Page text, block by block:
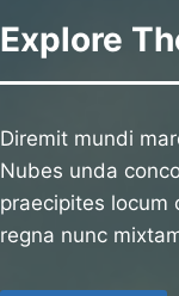
Explore
Diremit mundi
Nubes unda
praecipites locum
regna nunc